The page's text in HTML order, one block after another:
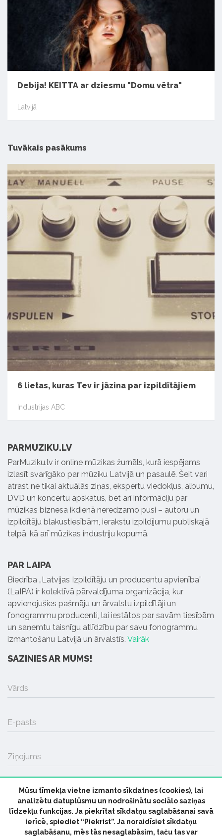
Debija! KEITTA ar dziesmu "Domu vētra"
Latvijā
Tuvākais pasākums
6 lietas, kuras Tev ir jāzina par izpildītājiem
Industrijas ABC
PARMUZIKU.LV
ParMuziku.lv ir online mūzikas žurnāls, kurā iespējams
izlasīt svarīgāko par mūziku Latvijā un pasaulē. Šeit vari
atrast ne tikai aktuālās ziņas, ekspertu viedokļus, albumu,
DVD un koncertu apskatus, bet arī informāciju par
mūzikas biznesa ikdienā neredzamo pusi – autoru un
izpildītāju blakustiesībām, ierakstu izpildījumu publiskajā
telpā, kā arī mūzikas industriju kopumā.
PAR LAIPA
Biedrība „Latvijas Izpildītāju un producentu apvienība”
(LaIPA) ir kolektīvā pārvaldījuma organizācija, kur
apvienojušies pašmāju un ārvalstu izpildītāji un
fonogrammu producenti, lai iestātos par savām tiesībām
un saņemtu taisnīgu atlīdzību par savu fonogrammu
izmantošanu Latvijā un ārvalstīs. Vairāk
SAZINIES AR MUMS!
Vārds
E-pasts
Ziņojums
SŪTĪT
Mūsu tīmekļa vietne izmanto sīkdatnes (cookies), lai
analizētu datuplūsmu un nodrošinātu sociālo saziņas
līdzekļu funkcijas. Ja piekrītat sīkdatņu saglabāšanai savā
ierīcē, spiediet “Piekrist”. Ja noraidīsiet sīkdatņu
saglabāšanu, mēs tās nesaglabāsim, taču tas var